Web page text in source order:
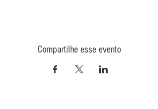
Compartilhe esse evento